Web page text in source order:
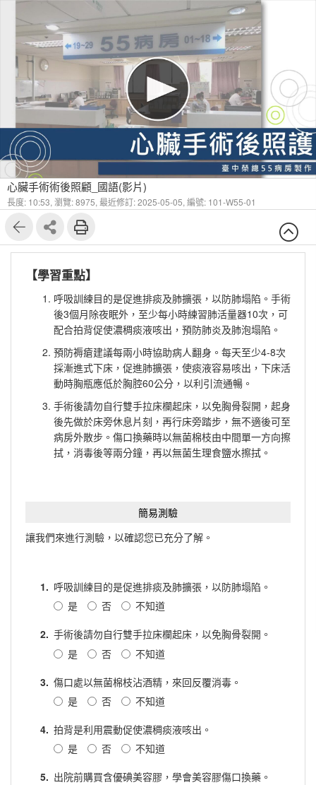
112
心臟手術術後照顧_國語(影片)
長度: 10:53, 瀏覽: 8975, 最近修訂: 2025-05-05, 編號: 101-W55-01
【學習重點】
呼吸訓練目的是促進排痰及肺擴張，以防肺塌陷。手術
後3個月除夜眠外，至少每小時練習肺活量器10次，可
配合拍背促使濃稠痰液咳出，預防肺炎及肺泡塌陷。
預防褥瘡建議每兩小時協助病人翻身。每天至少4-8次
採漸進式下床，促進肺擴張，使痰液容易咳出，下床活
動時胸瓶應低於胸腔60公分，以利引流通暢。
手術後請勿自行雙手拉床欄起床，以免胸骨裂開，起身
後先做於床旁休息片刻，再行床旁踏步，無不適後可至
病房外散步。傷口換藥時以無菌棉枝由中間單一方向擦
拭，消毒後等兩分鐘，再以無菌生理食鹽水擦拭。
簡易測驗
讓我們來進行測驗，以確認您已充分了解。
1. 呼吸訓練目的是促進排痰及肺擴張，以防肺塌陷。
是
否
不知道
2. 手術後請勿自行雙手拉床欄起床，以免胸骨裂開。
是
否
不知道
3. 傷口處以無菌棉枝沾酒精，來回反覆消毒。
是
否
不知道
4. 拍背是利用震動促使濃稠痰液咳出。
是
否
不知道
5. 出院前購買含優碘美容膠，學會美容膠傷口換藥。